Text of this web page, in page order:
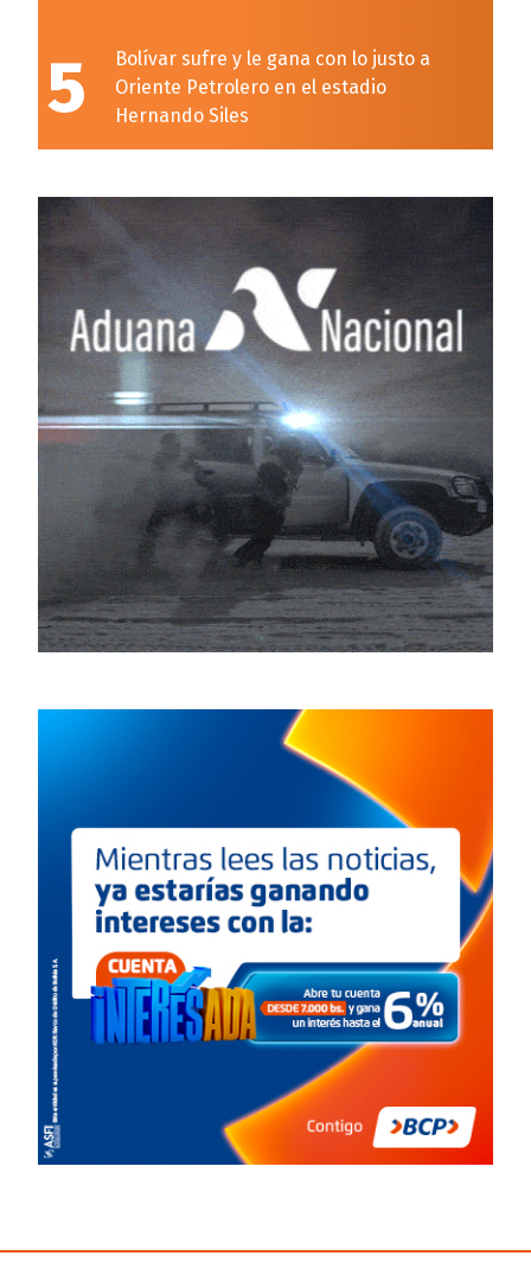
5
Bolívar sufre y le gana con lo justo a
Oriente Petrolero en el estadio
Hernando Siles